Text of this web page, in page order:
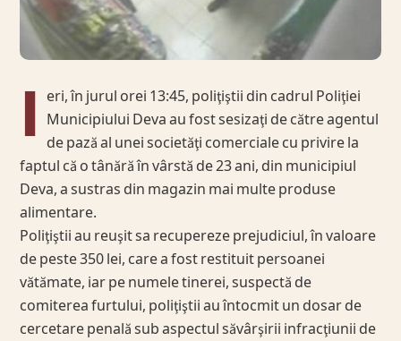
I eri, în jurul orei 13:45, poliţiştii din cadrul Poliţiei
Municipiului Deva au fost sesizaţi de către agentul
de pază al unei societăţi comerciale cu privire la
faptul că o tânără în vârstă de 23 ani, din municipiul
Deva, a sustras din magazin mai multe produse
alimentare.
Poliţiştii au reuşit sa recupereze prejudiciul, în valoare
de peste 350 lei, care a fost restituit persoanei
vătămate, iar pe numele tinerei, suspectă de
comiterea furtului, poliţiştii au întocmit un dosar de
cercetare penală sub aspectul săvârşirii infracţiunii de